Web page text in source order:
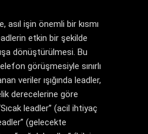
asıl işin önemli bir kısmı
etkin bir şekilde
dönüştürülmesi. Bu
görüşmesiyle sınırlı
veriler ışığında leadler,
derecelerine göre
“Sıcak leadler” (acil ihtiyaç
(gelecekte